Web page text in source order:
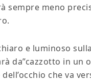
sempre meno
e luminoso
da”cazzotto in un
che va